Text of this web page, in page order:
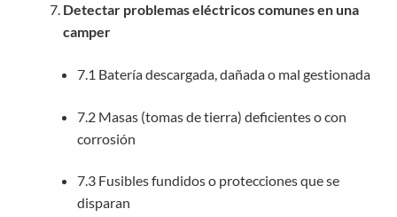
Detectar problemas eléctricos comunes en una
camper
7.1 Batería descargada, dañada o mal gestionada
7.2 Masas (tomas de tierra) deficientes o con
corrosión
7.3 Fusibles fundidos o protecciones que se
disparan